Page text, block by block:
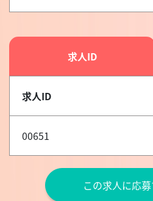
求人ID
求人ID
00651
この求人に応